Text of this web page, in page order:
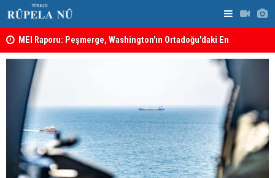
MEI Raporu: Peşmerge, Washington'ın Ortadoğu'daki En
Önemli Güvenlik Ortaklarından Biri ABD'nin